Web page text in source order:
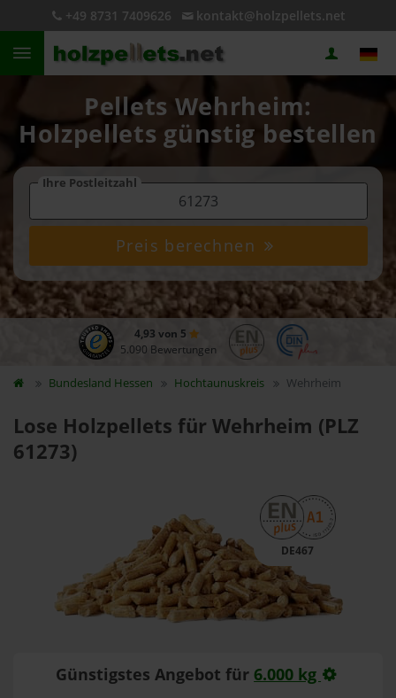
+49 8731 7409626 kontakt@holzpellets.net
Pellets Wehrheim:
Holzpellets günstig bestellen
Ihre Postleitzahl
Preis berechnen
4,93 von 5
5.090 Bewertungen
Bundesland Hessen Hochtaunuskreis Wehrheim
Lose Holzpellets für Wehrheim (PLZ
61273)
DE467
Günstigstes Angebot für 6.000 kg